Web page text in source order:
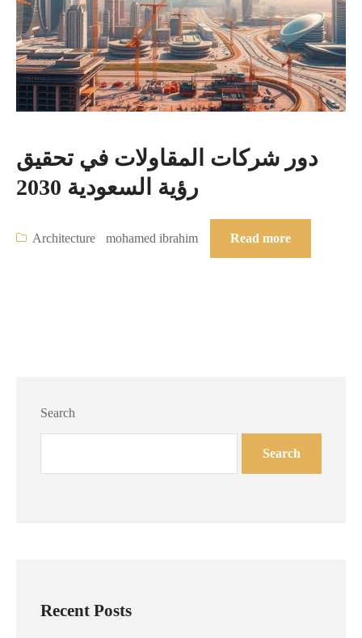
دور شركات المقاولات في تحقيق
رؤية السعودية 2030
Architecture mohamed ibrahim Read more
Search
Search
Recent Posts